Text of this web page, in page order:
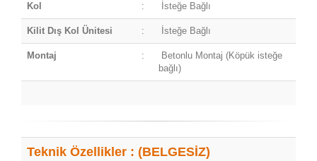
Kol : İsteğe Bağlı
Kilit Dış Kol Ünitesi : İsteğe Bağlı
Montaj :
Betonlu Montaj (Köpük isteğe
bağlı)
Teknik Özellikler : (BELGESİZ)